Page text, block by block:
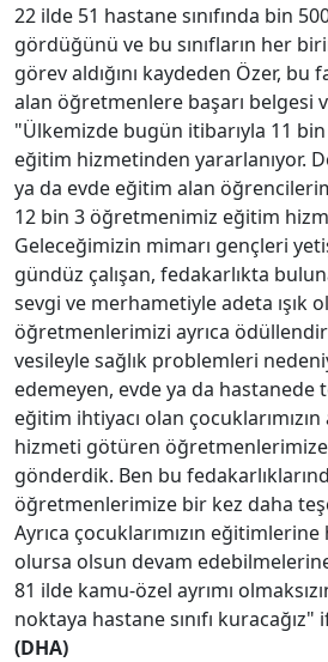
22 ilde 51 hastane sınıfında bin
gördüğünü ve bu sınıfların her
görev aldığını kaydeden Özer,
alan öğretmenlere başarı belgesi
"Ülkemizde bugün itibarıyla 11
eğitim hizmetinden yararlanıyor.
ya da evde eğitim alan
12 bin 3 öğretmenimiz eğitim
Geleceğimizin mimarı gençleri
gündüz çalışan, fedakarlıkta
sevgi ve merhametiyle adeta ışık
öğretmenlerimizi ayrıca
vesileyle sağlık problemleri
edemeyen, evde ya da hastanede
eğitim ihtiyacı olan
hizmeti götüren öğretmenlerimize
gönderdik. Ben bu
öğretmenlerimize bir kez daha
Ayrıca çocuklarımızın
olursa olsun devam
81 ilde kamu-özel ayrımı
noktaya hastane sınıfı
(DHA)